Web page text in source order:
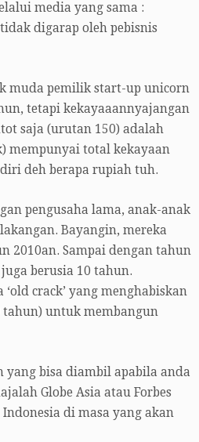
media yang sama :
digarap oleh pebisnis
muda pemilik start-up unicorn
tetapi kekayaaannyajangan
saja (urutan 150) adalah
mempunyai total kekayaan
deh berapa rupiah tuh.
pengusaha lama, anak-anak
Bayangin, mereka
2010an. Sampai dengan tahun
berusia 10 tahun.
crack’ yang menghabiskan
untuk membangun
yang bisa diambil apabila anda
Globe Asia atau Forbes
di masa yang akan